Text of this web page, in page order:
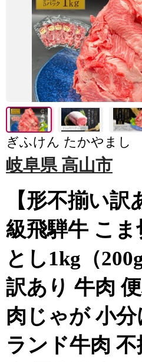
ぎふけん たかやまし
岐阜県 高山市
【形不揃い
級飛騨牛 こ
とし1kg（
訳あり 牛肉
肉じゃが 小
ランド牛肉